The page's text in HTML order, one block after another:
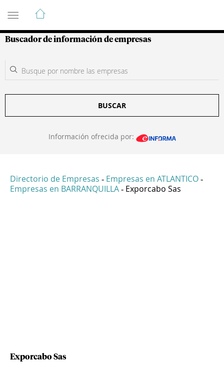
Guía de Empresas Colombianas
Buscador de información de empresas
BUSCAR
Información ofrecida por:
Directorio de Empresas - Empresas en ATLANTICO -
Empresas en BARRANQUILLA - Exporcabo Sas
Exporcabo Sas